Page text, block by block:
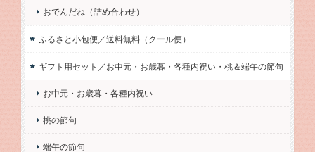
おでんだね（詰め合わせ）
ふるさと小包便／送料無料（クール便）
ギフト用セット／お中元・お歳暮・各種内祝い・桃＆端午の節句
お中元・お歳暮・各種内祝い
桃の節句
端午の節句